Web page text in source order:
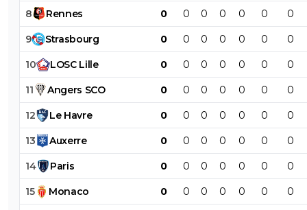
8 Rennes 0 0 0 0 0 0 0
9 Strasbourg 0 0 0 0 0 0 0
10 LOSC Lille 0 0 0 0 0 0 0
11 Angers SCO 0 0 0 0 0 0 0
12 Le Havre 0 0 0 0 0 0 0
13 Auxerre 0 0 0 0 0 0 0
14 Paris 0 0 0 0 0 0 0
15 Monaco 0 0 0 0 0 0 0